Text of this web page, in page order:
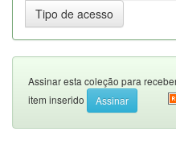
Assinar esta coleção para
item inserido